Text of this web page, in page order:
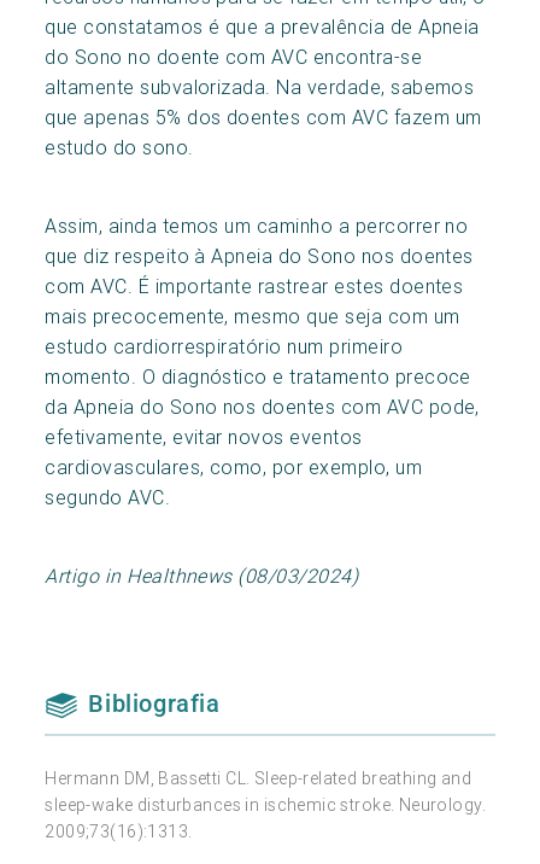
que constatamos é que a prevalência de Apneia
do Sono no doente com AVC encontra-se
altamente subvalorizada. Na verdade, sabemos
que apenas 5% dos doentes com AVC fazem um
estudo do sono.
Assim, ainda temos um caminho a percorrer no
que diz respeito à Apneia do Sono nos doentes
com AVC. É importante rastrear estes doentes
mais precocemente, mesmo que seja com um
estudo cardiorrespiratório num primeiro
momento. O diagnóstico e tratamento precoce
da Apneia do Sono nos doentes com AVC pode,
efetivamente, evitar novos eventos
cardiovasculares, como, por exemplo, um
segundo AVC.
Artigo in Healthnews (08/03/2024)
Bibliografia
Hermann DM, Bassetti CL. Sleep-related breathing and
sleep-wake disturbances in ischemic stroke. Neurology.
2009;73(16):1313.